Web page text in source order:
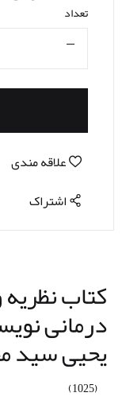
تعداد
علاقه مندی
اشتراک
کتاب
درمانی
یحیی سید
(1025)